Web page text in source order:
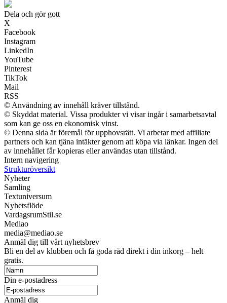
Dela och gör gott
X
Facebook
Instagram
LinkedIn
YouTube
Pinterest
TikTok
Mail
RSS
© Användning av innehåll kräver tillstånd.
© Skyddat material. Vissa produkter vi visar ingår i samarbetsavtal
som kan ge oss en ekonomisk vinst.
© Denna sida är föremål för upphovsrätt. Vi arbetar med affiliate
partners och kan tjäna intäkter genom att köpa via länkar. Ingen del
av innehållet får kopieras eller användas utan tillstånd.
Intern navigering
Strukturöversikt
Nyheter
Samling
Textuniversum
Nyhetsflöde
VardagsrumStil.se
Mediao
media@mediao.se
Anmäl dig till vårt nyhetsbrev
Bli en del av klubben och få goda råd direkt i din inkorg – helt
gratis.
Din e-postadress
Anmäl dig